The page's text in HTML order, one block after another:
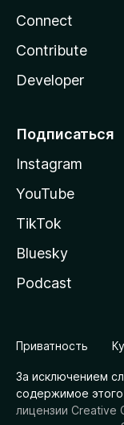
Connect
Contribute
Developer
Подписаться
Instagram
YouTube
TikTok
Bluesky
Podcast
Приватность
За исключением
содержимое этого
лицензии Creative